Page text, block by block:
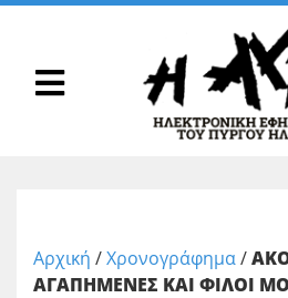
Αρχική /Χρονογράφημα/
ΑΓΑΠΗΜΕΝΕΣ ΚΑΙ ΦΙΛΟΙ